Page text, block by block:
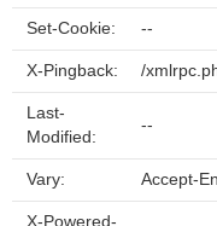
Set-Cookie: --
X-Pingback: /
Last-
Modified:
--
Vary: Accept-
X-Powered-